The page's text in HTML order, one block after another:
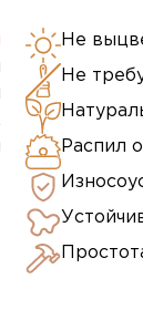
Не
Не
Распил